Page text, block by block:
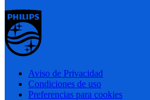
Aviso de Privacidad
Condiciones de uso
Preferencias para cookies